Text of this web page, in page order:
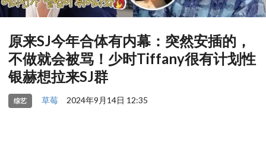
原来SJ今年合体有内幕：突然安插的，
不做就会被骂！少时Tiffany很有计划性
银赫想拉来SJ群
综艺 草莓 2024年9月14日 12:35